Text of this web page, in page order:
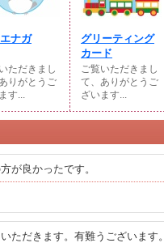
ナガ
ただきまし
りがとうご
す...
グリーティング
カード
ご覧いただきまし
て、ありがとうご
ざいます...
が良かったです。
ただきます。有難うございます。